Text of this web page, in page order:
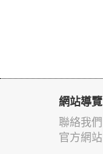
網站導覽
聯絡我們
官方網站